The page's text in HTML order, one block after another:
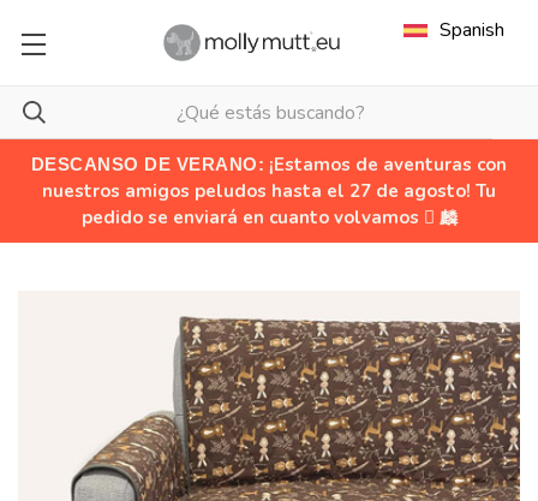
DESCANSO DE VERANO: ¡Estamos de aventuras con
nuestros amigos peludos hasta el 27 de agosto! Tu
pedido se enviará en cuanto volvamos  麟
Spanish